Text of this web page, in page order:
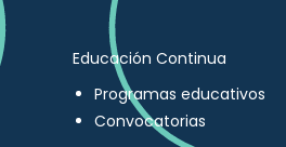
Educación Continua
Programas educativos
Convocatorias